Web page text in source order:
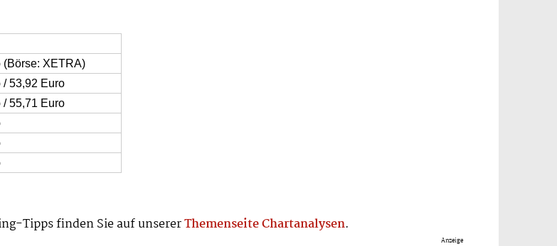
(Börse: XETRA)
/ 53,92 Euro
/ 55,71 Euro
Tipps finden Sie auf unsererThemenseite Chartanalysen.
Anzeige